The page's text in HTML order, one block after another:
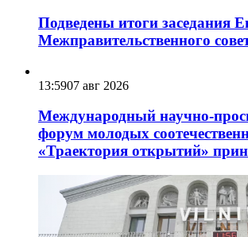
Подведены итоги заседания
Межправительственного
13:5907 авг 2026
Международный научно-
форум молодых
«Траектория открытий»